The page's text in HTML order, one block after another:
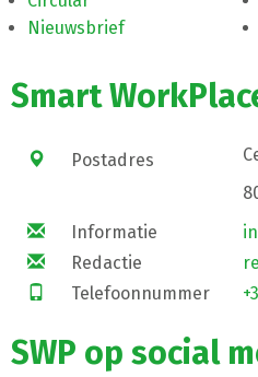
Nieuwsbrief
Smart
Postadres
Informatie
Redactie
Telefoonnummer
SWP op social